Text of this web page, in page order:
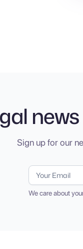
Sign up for our
We care about